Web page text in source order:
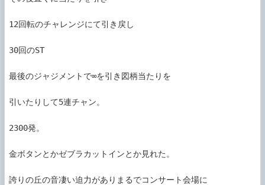
12回転のチャレンジにて引き戻し
30回のST
最後のジャジメントで∞を引き図柄当たりを
引いたりして5連チャン。
2300発。
金ボタンとかゼブラカットインとか見れた。
誇りの丘の音凄い迫力がありまるでコンサート会場に